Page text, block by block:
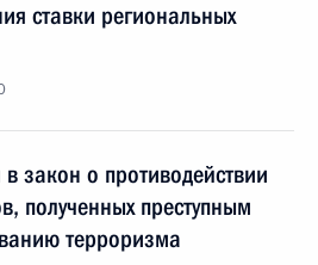
ставки региональных
закон о противодействии
полученных преступным
терроризма